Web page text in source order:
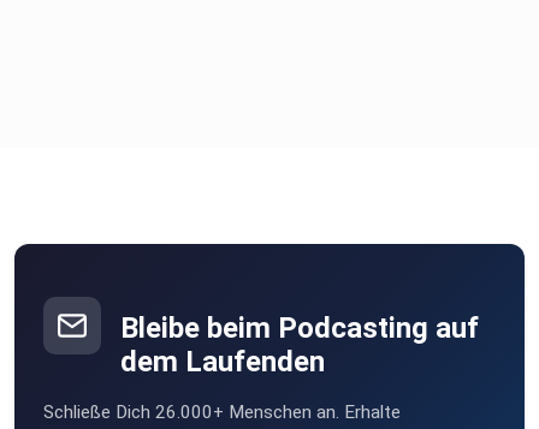
Bleibe beim Podcasting auf
dem Laufenden
Schließe Dich 26.000+ Menschen an. Erhalte